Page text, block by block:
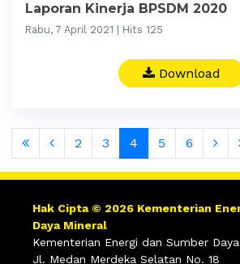
Laporan Kinerja BPSDM 2020
Rabu, 7 April 2021 | Hits 125
Download
2 3 4 5 6
Hak Cipta © 2026 Kementerian
Daya Mineral
Kementerian Energi dan Sumber
Jl. Medan Merdeka Selatan No. 18